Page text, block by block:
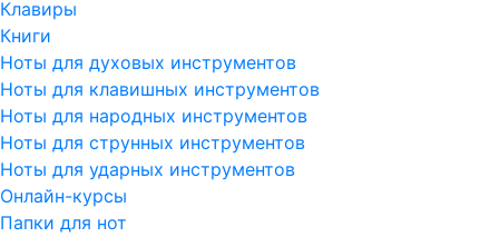
Клавиры
Книги
Ноты для духовых инструментов
Ноты для клавишных инструментов
Ноты для народных инструментов
Ноты для струнных инструментов
Ноты для ударных инструментов
Онлайн-курсы
Папки для нот